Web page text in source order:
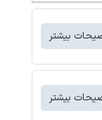
بیشتر
بیشتر